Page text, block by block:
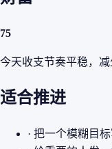
75
今天收支节奏平稳，减
适合推进
· 把一个模糊目